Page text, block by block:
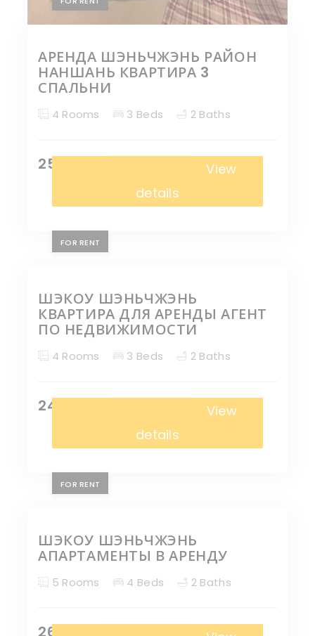
АРЕНДА ШЭНЬЧЖЭНЬ РАЙОН
НАНШАНЬ КВАРТИРА 3
СПАЛЬНИ
4 Rooms 3 Beds 2 Baths
25,000 ¥
View
details
FOR RENT
ШЭКОУ ШЭНЬЧЖЭНЬ
КВАРТИРА ДЛЯ АРЕНДЫ АГЕНТ
ПО НЕДВИЖИМОСТИ
4 Rooms 3 Beds 2 Baths
24,000 ¥
View
details
FOR RENT
ШЭКОУ ШЭНЬЧЖЭНЬ
АПАРТАМЕНТЫ В АРЕНДУ
5 Rooms 4 Beds 2 Baths
26,000 ¥